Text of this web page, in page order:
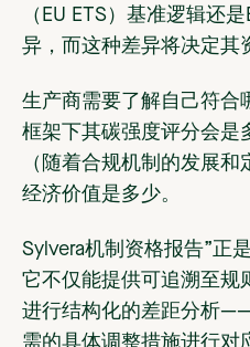
（EU ETS）基准逻辑还
异，而这种差异将决定其
生产商需要了解自己符合
框架下其碳强度评分会是
（随着合规机制的发展
经济价值是多少。
Sylvera机制资格报告”正
它不仅能提供可追溯至规
进行结构化的差距分析
需的具体调整措施进行对